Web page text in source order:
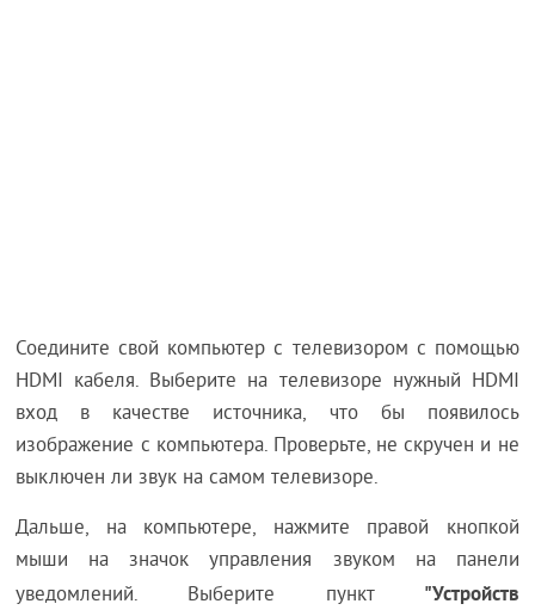
Соедините свой компьютер с телевизором с помощью
HDMI кабеля. Выберите на телевизоре нужный HDMI
вход в качестве источника, что бы появилось
изображение с компьютера. Проверьте, не скручен и не
выключен ли звук на самом телевизоре.
Дальше, на компьютере, нажмите правой кнопкой
мыши на значок управления звуком на панели
уведомлений. Выберите пункт "Устройств